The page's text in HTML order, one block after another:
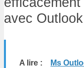
avec
A lire : Ms